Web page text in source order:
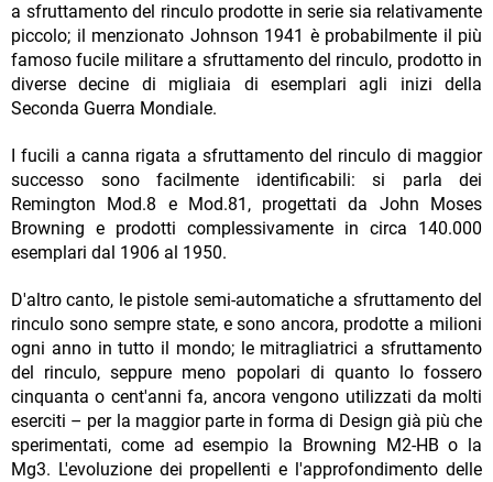
a sfruttamento del rinculo prodotte in serie sia relativamente
piccolo; il menzionato Johnson 1941 è probabilmente il più
famoso fucile militare a sfruttamento del rinculo, prodotto in
diverse decine di migliaia di esemplari agli inizi della
Seconda Guerra Mondiale.
I fucili a canna rigata a sfruttamento del rinculo di maggior
successo sono facilmente identificabili: si parla dei
Remington Mod.8 e Mod.81, progettati da John Moses
Browning e prodotti complessivamente in circa 140.000
esemplari dal 1906 al 1950.
D'altro canto, le pistole semi-automatiche a sfruttamento del
rinculo sono sempre state, e sono ancora, prodotte a milioni
ogni anno in tutto il mondo; le mitragliatrici a sfruttamento
del rinculo, seppure meno popolari di quanto lo fossero
cinquanta o cent'anni fa, ancora vengono utilizzati da molti
eserciti – per la maggior parte in forma di Design già più che
sperimentati, come ad esempio la Browning M2-HB o la
Mg3. L'evoluzione dei propellenti e l'approfondimento delle